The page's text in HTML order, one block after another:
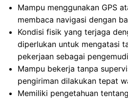
Mampu menggunakan GPS
membaca navigasi dengan
Kondisi fisik yang terjaga
diperlukan untuk mengatasi
pekerjaan sebagai
Mampu bekerja tanpa
pengiriman dilakukan tepat
Memiliki pengetahuan